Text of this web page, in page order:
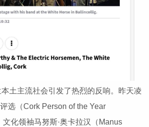
土主流社会引发了热烈的反响。昨天凌
选（Cork Person of the Year
文化领袖马努斯·奥卡拉汉（Manus